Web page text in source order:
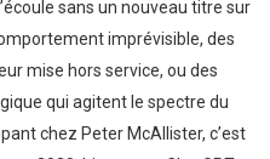
sans un nouveau titre sur
imprévisible, des
mise hors service, ou des
qui agitent le spectre du
chez Peter McAllister, c’est